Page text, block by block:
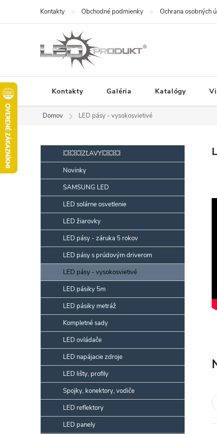
obsah
Kontakty Obchodné podmienky Ochrana osobných
Kontakty Galéria Katalógy
Domov LED pásy - vysokosvietivé
o
č
n
a
n
e
Preskočiť
kategórie💥💥💥ZĽAVY💥💥💥
Novinky
SAMSUNG LED
LED solárne osvetlenie
LED žiarovky
LED pásy - záruka 5 rokov
LED pásy s prúdovým driverom
LED pásy - vysokosvietivé
LED pásiky 5m
LED pásiky metráž
Kompletné sady
LED ovládače
LED napájacie zdroje
LED lišty, profily
Spojky, konektory, vodiče
LED reflektory
LED panely